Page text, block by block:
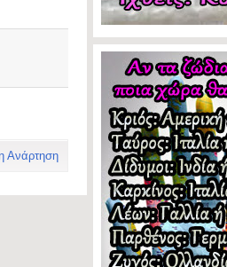
Ανάρτηση